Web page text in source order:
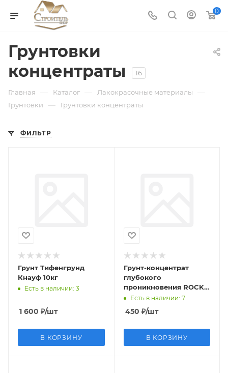
0
Грунтовки
концентраты
16
Главная — Каталог — Лакокрасочные материалы —
Грунтовки — Грунтовки концентраты
ФИЛЬТР
Грунт Тифенгрунд
Кнауф 10кг
Есть в наличии: 3
1 600 ₽/шт
В КОРЗИНУ
Грунт-концентрат
глубокого
проникновения ROCKS
1л Есть в наличии: 7
450 ₽/шт
В КОРЗИНУ